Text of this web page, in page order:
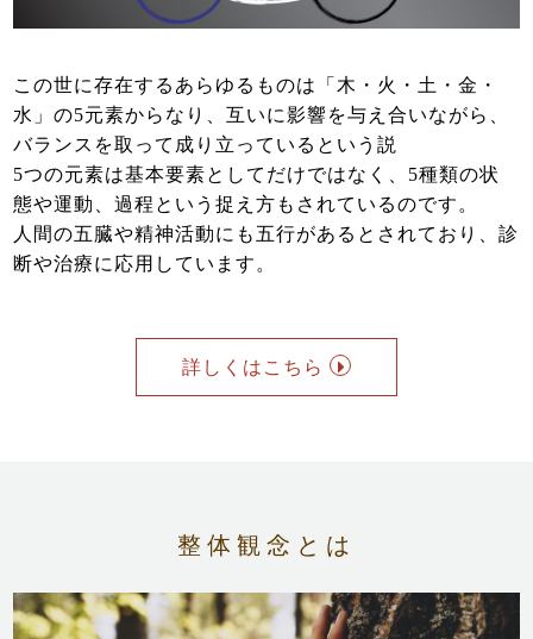
この世に存在するあらゆるものは「木・火・土・金・
水」の5元素からなり、互いに影響を与え合いながら、
バランスを取って成り立っているという説
5つの元素は基本要素としてだけではなく、5種類の状
態や運動、過程という捉え方もされているのです。
人間の五臓や精神活動にも五行があるとされており、診
断や治療に応用しています。
詳しくはこちら
整体観念とは